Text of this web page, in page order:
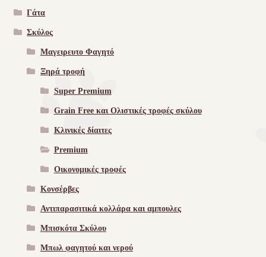
Γάτα
Σκύλος
Μαγειρευτο Φαγητό
Ξηρά τροφή
Super Premium
Grain Free και Ολιστικές τροφές σκύλου
Κλινικές δίαιτες
Premium
Οικονομικές τροφές
Κονσέρβες
Αντιπαρασιτικά κολλάρα και αμπουλες
Μπισκότα Σκύλου
Μπωλ φαγητού και νερού